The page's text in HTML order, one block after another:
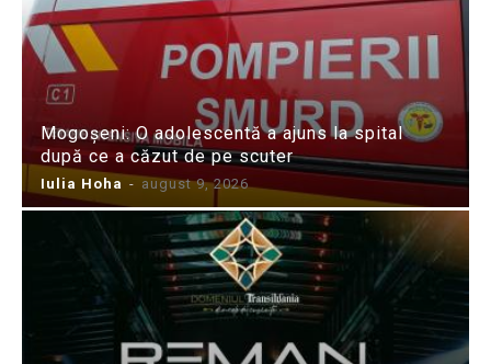
Mogoșeni: O adolescentă a ajuns la spital
după ce a căzut de pe scuter
Iulia Hoha - august 9, 2026